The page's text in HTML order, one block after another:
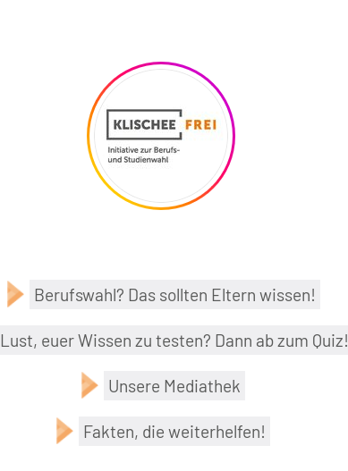
Berufswahl? Das sollten Eltern wissen!
Lust, euer Wissen zu testen? Dann ab zum Quiz!
Unsere Mediathek
Fakten, die weiterhelfen!